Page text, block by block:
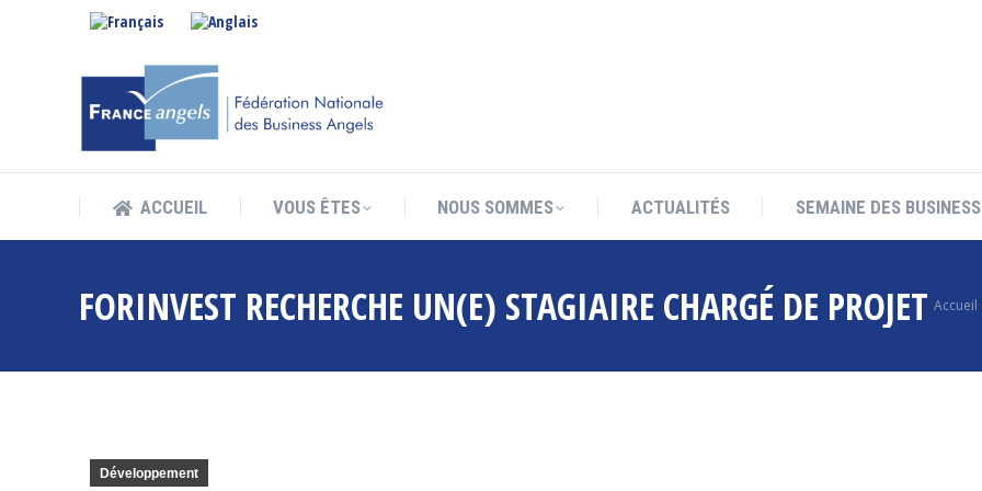
ACCUEIL VOUS ÊTES NOUS SOMMES ACTUALITÉS SEMAINE DES
FORINVEST RECHERCHE UN(E) STAGIAIRE CHARGÉ DE PROJET Vous
Accueil
Développement
ACCUEIL